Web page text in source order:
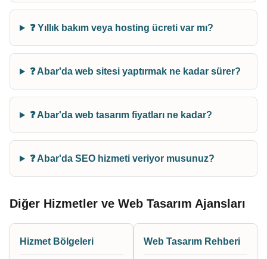
❓ Yıllık bakım veya hosting ücreti var mı?
❓ Abar'da web sitesi yaptırmak ne kadar sürer?
❓ Abar'da web tasarım fiyatları ne kadar?
❓ Abar'da SEO hizmeti veriyor musunuz?
Diğer Hizmetler ve Web Tasarım Ajansları
Hizmet Bölgeleri Web Tasarım Rehberi